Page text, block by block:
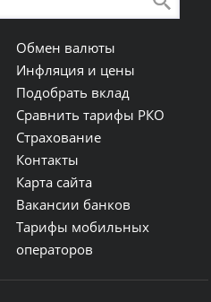
Обмен валюты
Инфляция и цены
Подобрать вклад
Сравнить тарифы РКО
Страхование
Контакты
Карта сайта
Вакансии банков
Тарифы мобильных
операторов